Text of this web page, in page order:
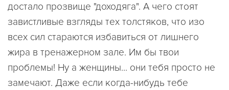
достало прозвище "доходяга". А чего стоят
завистливые взгляды тех толстяков, что изо
всех сил стараются избавиться от лишнего
жира в тренажерном зале. Им бы твои
проблемы! Ну а женщины... они тебя просто не
замечают. Даже если когда-нибудь тебе